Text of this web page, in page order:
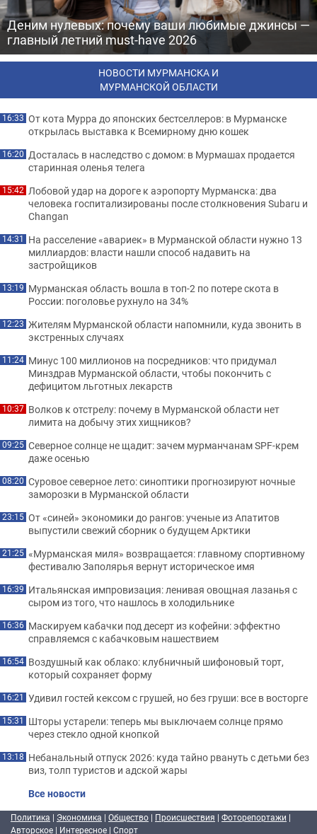
Деним нулевых: почему ваши любимые джинсы —
главный летний must-have 2026
НОВОСТИ МУРМАНСКА И
МУРМАНСКОЙ ОБЛАСТИ
16:33 От кота Мурра до японских бестселлеров: в Мурманске
открылась выставка к Всемирному дню кошек
16:20 Досталась в наследство с домом: в Мурмашах продается
старинная оленья телега
15:42 Лобовой удар на дороге к аэропорту Мурманска: два
человека госпитализированы после столкновения Subaru и
Changan
14:31 На расселение «авариек» в Мурманской области нужно 13
миллиардов: власти нашли способ надавить на
застройщиков
13:19 Мурманская область вошла в топ-2 по потере скота в
России: поголовье рухнуло на 34%
12:23 Жителям Мурманской области напомнили, куда звонить в
экстренных случаях
11:24 Минус 100 миллионов на посредников: что придумал
Минздрав Мурманской области, чтобы покончить с
дефицитом льготных лекарств
10:37 Волков к отстрелу: почему в Мурманской области нет
лимита на добычу этих хищников?
09:25 Северное солнце не щадит: зачем мурманчанам SPF-крем
даже осенью
08:20 Суровое северное лето: синоптики прогнозируют ночные
заморозки в Мурманской области
23:15 От «синей» экономики до рангов: ученые из Апатитов
выпустили свежий сборник о будущем Арктики
21:25 «Мурманская миля» возвращается: главному спортивному
фестивалю Заполярья вернут историческое имя
16:39 Итальянская импровизация: ленивая овощная лазанья с
сыром из того, что нашлось в холодильнике
16:36 Маскируем кабачки под десерт из кофейни: эффектно
справляемся с кабачковым нашествием
16:54 Воздушный как облако: клубничный шифоновый торт,
который сохраняет форму
16:21 Удивил гостей кексом с грушей, но без груши: все в восторге
15:31 Шторы устарели: теперь мы выключаем солнце прямо
через стекло одной кнопкой
13:18 Небанальный отпуск 2026: куда тайно рвануть с детьми без
виз, толп туристов и адской жары
Все новости
Политика | Экономика | Общество | Происшествия | Фоторепортажи |
Авторское | Интересное | Спорт